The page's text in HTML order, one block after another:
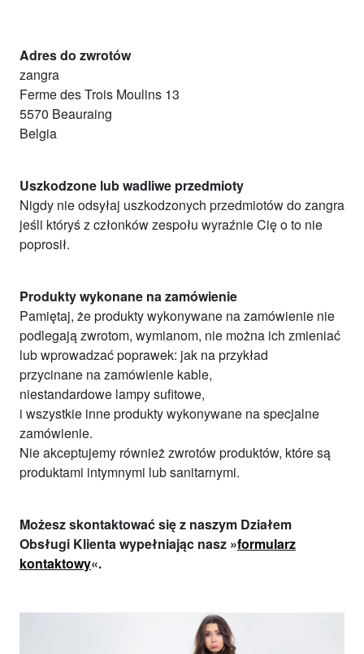
Adres do zwrotów
zangra
Ferme des Trois Moulins 13
5570 Beauraing
Belgia
Uszkodzone lub wadliwe przedmioty
Nigdy nie odsyłaj uszkodzonych przedmiotów do zangra
jeśli któryś z członków zespołu wyraźnie Cię o to nie
poprosił.
Produkty wykonane na zamówienie
Pamiętaj, że produkty wykonywane na zamówienie nie
podlegają zwrotom, wymianom, nie można ich zmieniać
lub wprowadzać poprawek: jak na przykład
przycinane na zamówienie kable,
niestandardowe lampy sufitowe,
i wszystkie inne produkty wykonywane na specjalne
zamówienie.
Nie akceptujemy również zwrotów produktów, które są
produktami intymnymi lub sanitarnymi.
Możesz skontaktować się z naszym Działem
Obsługi Klienta wypełniając nasz »formularz
kontaktowy«.